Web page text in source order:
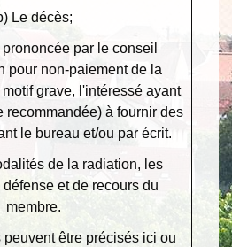
Le décès;
par le conseil
pour non-paiement de la
grave, l'intéressé ayant
recommandée) à fournir des
le bureau et/ou par écrit.
de la radiation, les
et de recours du
membre.
peuvent être précisés ici ou